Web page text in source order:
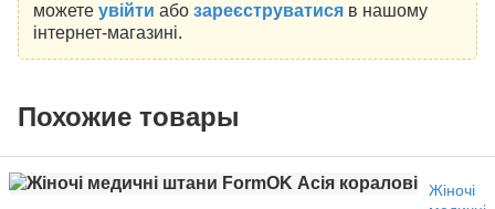
можете увійти або зареєструватисяв нашому
інтернет-магазині.
Похожие товары
Жіночі